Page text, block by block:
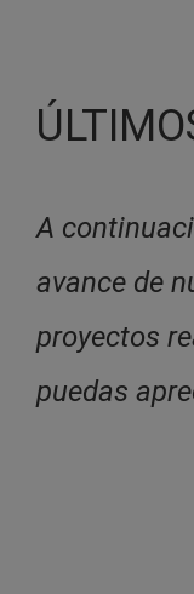
A
avance de
proyectos
puedas